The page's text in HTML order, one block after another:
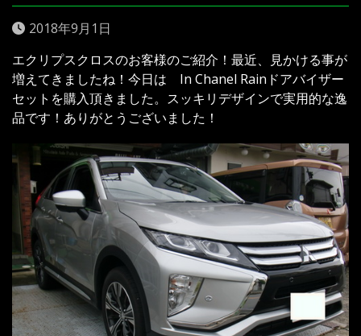
2018年9月1日
エクリプスクロスのお客様のご紹介！最近、見かける事が
増えてきましたね！今日は In Chanel Rainドアバイザー
セットを購入頂きました。スッキリデザインで実用的な逸
品です！ありがとうございました！